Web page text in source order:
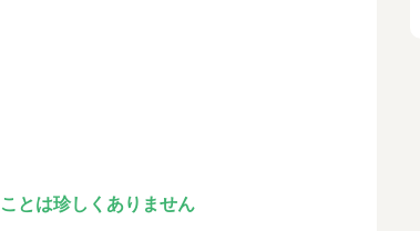
ことは珍しくありません